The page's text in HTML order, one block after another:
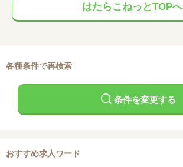
はたらこねっとTOPへ
各種条件で再検索
条件を変更する
おすすめ求人ワード